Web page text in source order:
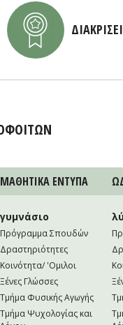
ΜΑΘΗΤΙΚA ΕΝΤΥΠΑ
γυμνάσιο
Πρόγραμμα Σπουδών
Δραστηριότητες
Κοινότητα/ 'Ομιλοι
Ξένες Γλώσσες
Τμήμα Φυσικής Αγωγής
Τμήμα Ψυχολογίας και